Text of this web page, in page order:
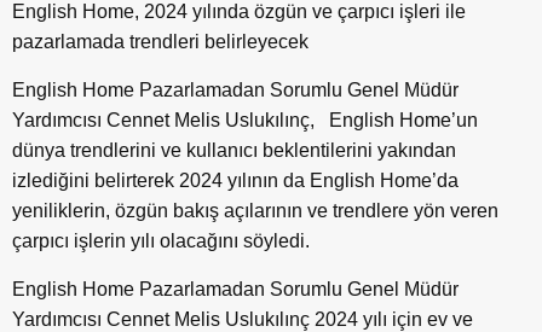
English Home, 2024 yılında özgün ve çarpıcı işleri ile
pazarlamada trendleri belirleyecek
English Home Pazarlamadan Sorumlu Genel Müdür
Yardımcısı Cennet Melis Uslukılınç, English Home’un
dünya trendlerini ve kullanıcı beklentilerini yakından
izlediğini belirterek 2024 yılının da English Home’da
yeniliklerin, özgün bakış açılarının ve trendlere yön veren
çarpıcı işlerin yılı olacağını söyledi.
English Home Pazarlamadan Sorumlu Genel Müdür
Yardımcısı Cennet Melis Uslukılınç 2024 yılı için ev ve